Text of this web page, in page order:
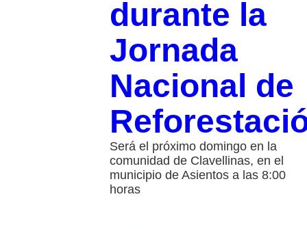
durante la
Jornada
Nacional de
Será el próximo domingo en la
comunidad de Clavellinas, en el
municipio de Asientos a las 8:00
horas